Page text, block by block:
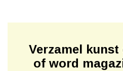
Verzamel
of word